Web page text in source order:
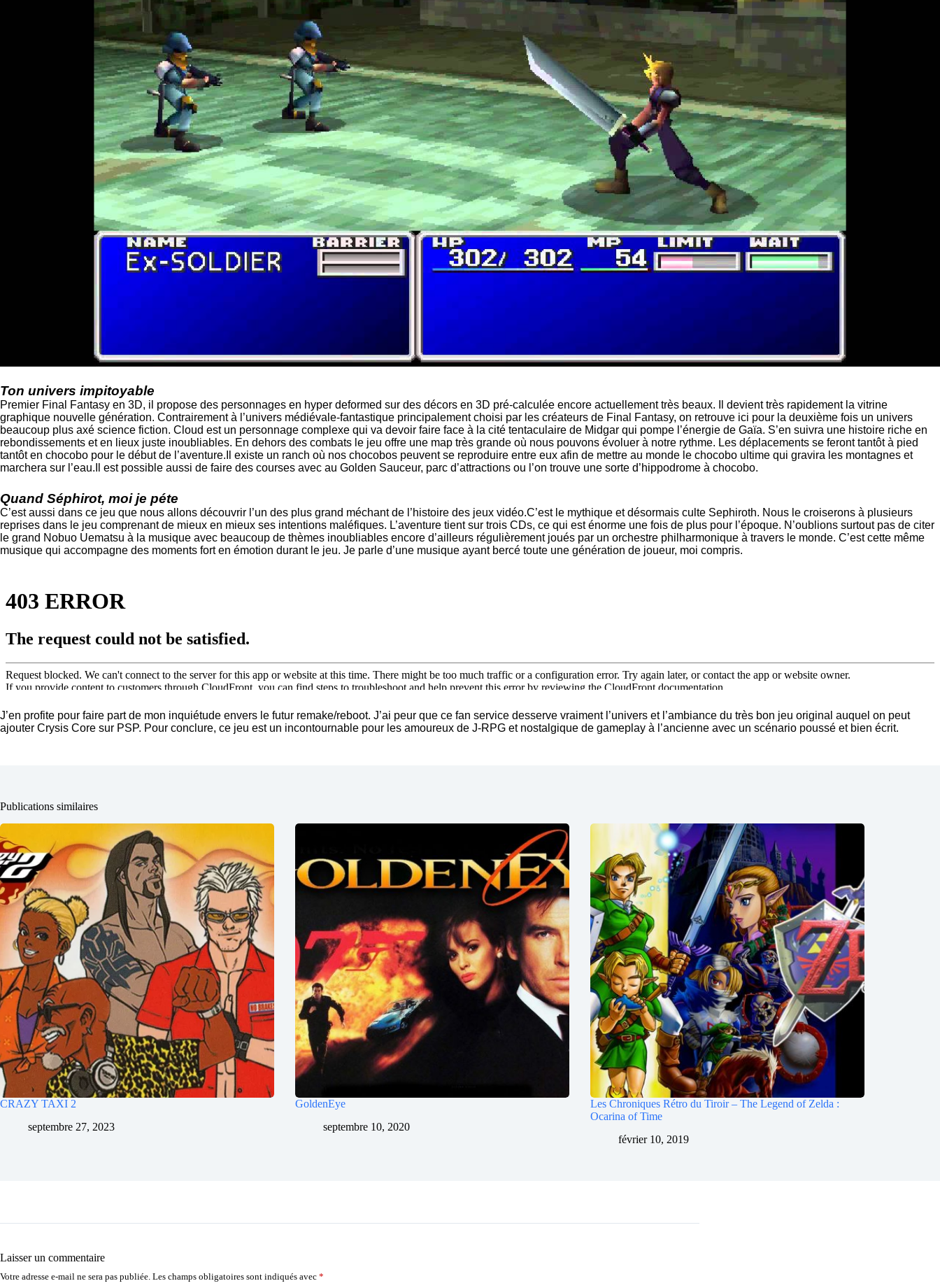
Ton univers impitoyable
Premier Final Fantasy en 3D, il propose des personnages en hyper deformed sur des décors en 3D pré-calculée encore actuellement très beaux. Il devient très rapidement la vitrine
graphique nouvelle génération. Contrairement à l’univers médiévale-fantastique principalement choisi par les créateurs de Final Fantasy, on retrouve ici pour la deuxième fois un univers
beaucoup plus axé science fiction. Cloud est un personnage complexe qui va devoir faire face à la cité tentaculaire de Midgar qui pompe l’énergie de Gaïa. S’en suivra une histoire riche en
rebondissements et en lieux juste inoubliables. En dehors des combats le jeu offre une map très grande où nous pouvons évoluer à notre rythme. Les déplacements se feront tantôt à pied
tantôt en chocobo pour le début de l’aventure.Il existe un ranch où nos chocobos peuvent se reproduire entre eux afin de mettre au monde le chocobo ultime qui gravira les montagnes et
marchera sur l’eau.Il est possible aussi de faire des courses avec au Golden Sauceur, parc d’attractions ou l’on trouve une sorte d’hippodrome à chocobo.
Quand Séphirot, moi je péte
C’est aussi dans ce jeu que nous allons découvrir l’un des plus grand méchant de l’histoire des jeux vidéo.C’est le mythique et désormais culte Sephiroth. Nous le croiserons à plusieurs
reprises dans le jeu comprenant de mieux en mieux ses intentions maléfiques. L’aventure tient sur trois CDs, ce qui est énorme une fois de plus pour l’époque. N’oublions surtout pas de citer
le grand Nobuo Uematsu à la musique avec beaucoup de thèmes inoubliables encore d’ailleurs régulièrement joués par un orchestre philharmonique à travers le monde. C’est cette même
musique qui accompagne des moments fort en émotion durant le jeu. Je parle d’une musique ayant bercé toute une génération de joueur, moi compris.
J’en profite pour faire part de mon inquiétude envers le futur remake/reboot. J’ai peur que ce fan service desserve vraiment l’univers et l’ambiance du très bon jeu original auquel on peut
ajouter Crysis Core sur PSP. Pour conclure, ce jeu est un incontournable pour les amoureux de J-RPG et nostalgique de gameplay à l’ancienne avec un scénario poussé et bien écrit.
Publications similaires
CRAZY TAXI 2
septembre 27, 2023
GoldenEye
septembre 10, 2020
Les Chroniques Rétro du Tiroir – The Legend of Zelda :
Ocarina of Time
février 10, 2019
Laisser un commentaire
Votre adresse e-mail ne sera pas publiée. Les champs obligatoires sont indiqués avec *